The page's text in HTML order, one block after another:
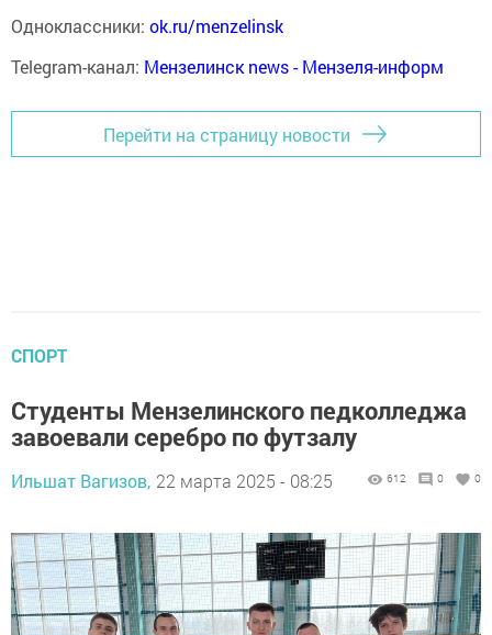
Одноклассники: ok.ru/menzelinsk
Telegram-канал: Мензелинск news - Мензеля-информ
Перейти на страницу новости
СПОРТ
Студенты Мензелинского педколледжа
завоевали серебро по футзалу
Ильшат Вагизов, 22 марта 2025 - 08:25 612 0 0